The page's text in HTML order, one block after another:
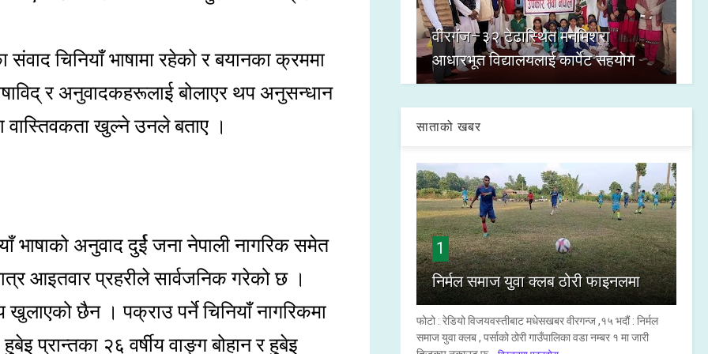
चिनियाँ भाषामा रहेको र बयानका क्रममा
र अनुवादकहरूलाई बोलाएर थप अनुसन्धान
वास्तिवकता खुल्ने उनले बताए ।
भाषाको अनुवाद दुर्ई जना नेपाली नागरिक समेत
आइतवार प्रहरीले सार्वजनिक गरेको छ ।
छैन । पक्राउ पर्ने चिनियाँ नागरिकमा
प्रान्तका २६ वर्षीय वाङ्ग बोहान र हुबेइ
वीरगंज–३२ टेढास्थित मनमिश्रा
आधारभूत विद्यालयलाई कार्पेट सहयोग
साताको खबर
1
निर्मल समाज युवा क्लब ठोरी फाइनलमा
फोटो : रेडियो विजयवस्तीबाट मधेसखबर वीरगन्ज ,१५ भदौं : निर्मल
समाज युवा क्लब , पर्साको ठोरी गाउँपालिका वडा नम्बर १ मा जारी